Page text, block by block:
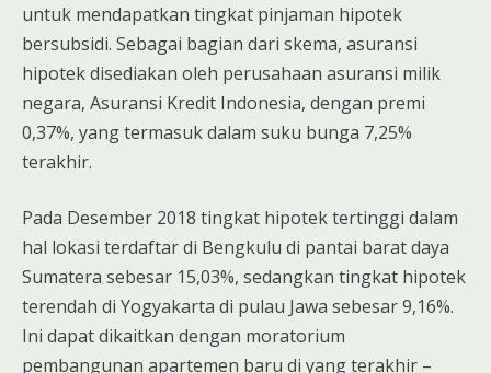
untuk mendapatkan tingkat pinjaman hipotek
bersubsidi. Sebagai bagian dari skema, asuransi
hipotek disediakan oleh perusahaan asuransi milik
negara, Asuransi Kredit Indonesia, dengan premi
0,37%, yang termasuk dalam suku bunga 7,25%
terakhir.
Pada Desember 2018 tingkat hipotek tertinggi dalam
hal lokasi terdaftar di Bengkulu di pantai barat daya
Sumatera sebesar 15,03%, sedangkan tingkat hipotek
terendah di Yogyakarta di pulau Jawa sebesar 9,16%.
Ini dapat dikaitkan dengan moratorium
pembangunan apartemen baru di yang terakhir –